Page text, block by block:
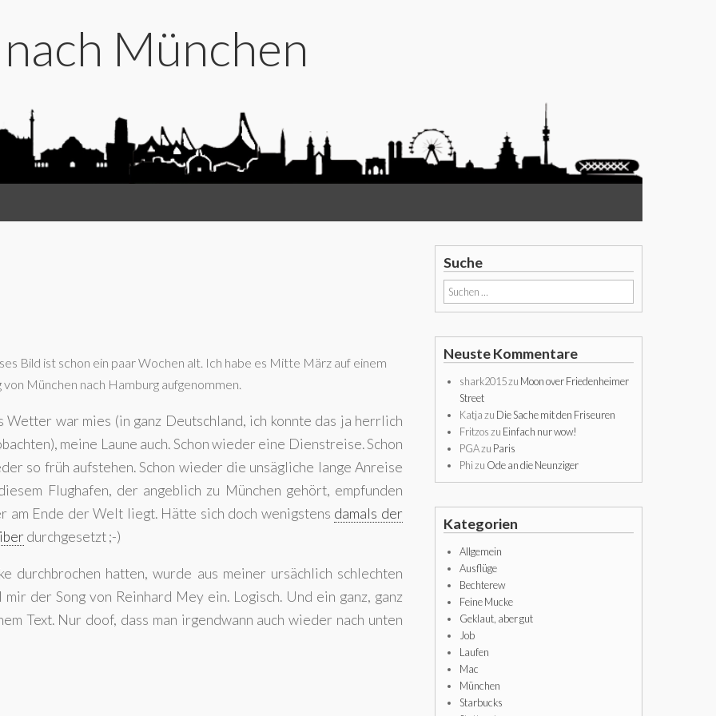
München
Bild ist schon ein paar Wochen alt. Ich habe es Mitte März auf einem
von München nach Hamburg aufgenommen.
Wetter war mies (in ganz Deutschland, ich konnte das ja herrlich
meine Laune auch. Schon wieder eine Dienstreise. Schon
so früh aufstehen. Schon wieder die unsägliche lange Anreise
Flughafen, der angeblich zu München gehört, empfunden
am Ende der Welt liegt. Hätte sich doch wenigstens damals der
durchgesetzt ;-)
durchbrochen hatten, wurde aus meiner ursächlich schlechten
der Song von Reinhard Mey ein. Logisch. Und ein ganz, ganz
Text. Nur doof, dass man irgendwann auch wieder nach unten
Suche
Suchen
nach:
Neuste Kommentare
shark2015zu Moon over Friedenheimer
Street
Katjazu Die Sache mit den Friseuren
Fritzoszu Einfach nur wow!
PGAzu Paris
Phizu Ode an die Neunziger
Kategorien
Allgemein
Ausflüge
Bechterew
Feine Mucke
Geklaut, aber gut
Job
Laufen
Mac
München
Starbucks